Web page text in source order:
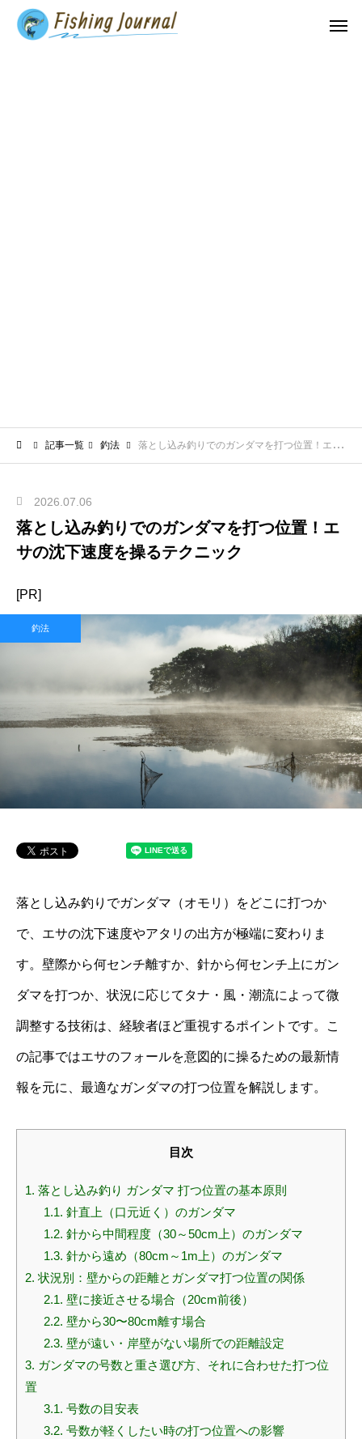
記事一覧 釣法 落とし込み釣りでのガンダマを打つ位置！エサの沈下速度を操るテクニック
2026.07.06
落とし込み釣りでのガンダマを打つ位置！エ
サの沈下速度を操るテクニック
[PR]
釣法
落とし込み釣りでガンダマ（オモリ）をどこに打つか
で、エサの沈下速度やアタリの出方が極端に変わりま
す。壁際から何センチ離すか、針から何センチ上にガン
ダマを打つか、状況に応じてタナ・風・潮流によって微
調整する技術は、経験者ほど重視するポイントです。こ
の記事ではエサのフォールを意図的に操るための最新情
報を元に、最適なガンダマの打つ位置を解説します。
目次
1. 落とし込み釣り ガンダマ 打つ位置の基本原則
1.1. 針直上（口元近く）のガンダマ
1.2. 針から中間程度（30～50cm上）のガンダマ
1.3. 針から遠め（80cm～1m上）のガンダマ
2. 状況別：壁からの距離とガンダマ打つ位置の関係
2.1. 壁に接近させる場合（20cm前後）
2.2. 壁から30〜80cm離す場合
2.3. 壁が遠い・岸壁がない場所での距離設定
3. ガンダマの号数と重さ選び方、それに合わせた打つ位
置
3.1. 号数の目安表
3.2. 号数が軽くしたい時の打つ位置への影響